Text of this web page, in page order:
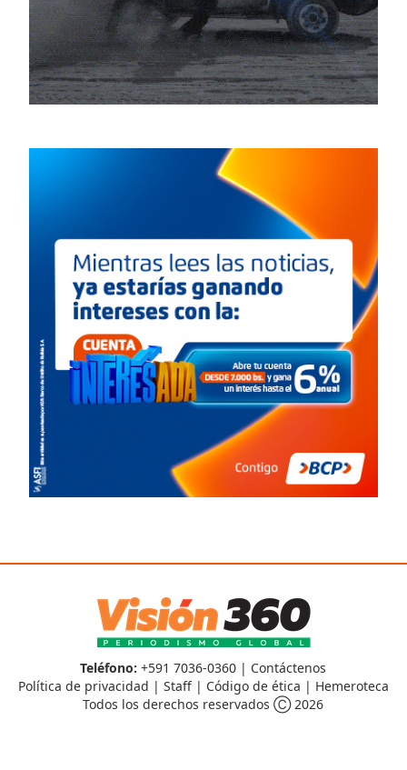
Teléfono: +591 7036-0360 | Contáctenos
Política de privacidad | Staff| Código de ética | Hemeroteca
Todos los derechos reservados Ⓒ 2026